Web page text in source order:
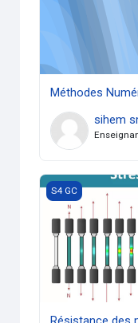
Méthodes
sihem
Résistance des
S4 GC